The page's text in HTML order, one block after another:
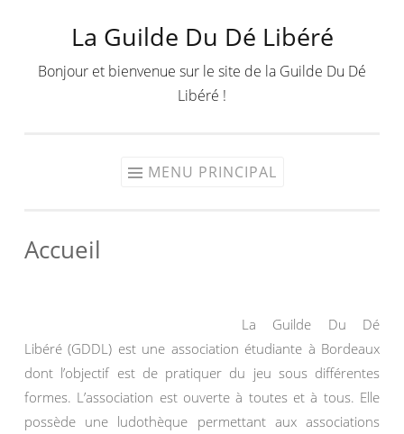
contenu
La Guilde Du Dé Libéré
Bonjour et bienvenue sur le site de la Guilde Du Dé
Libéré !
MENU PRINCIPAL
Accueil
La Guilde Du Dé
Libéré (GDDL) est une association étudiante à Bordeaux
dont l’objectif est de pratiquer du jeu sous différentes
formes. L’association est ouverte à toutes et à tous. Elle
possède une ludothèque permettant aux associations